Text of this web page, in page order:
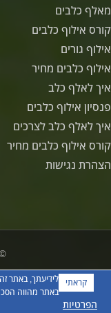
מאלף כלבים
קורס אילוף כלבים
אילוף גורים
אילוף כלבים מחיר
איך לאלף כלב
פנסיון אילוף כלבים
איך לאלף כלב לצרכים
קורס אילוף כלבים מחיר
הצהרת נגישות
© 2022 כל הזכויות שמורות.
קראתי
באתר מהווה
הפרטיות